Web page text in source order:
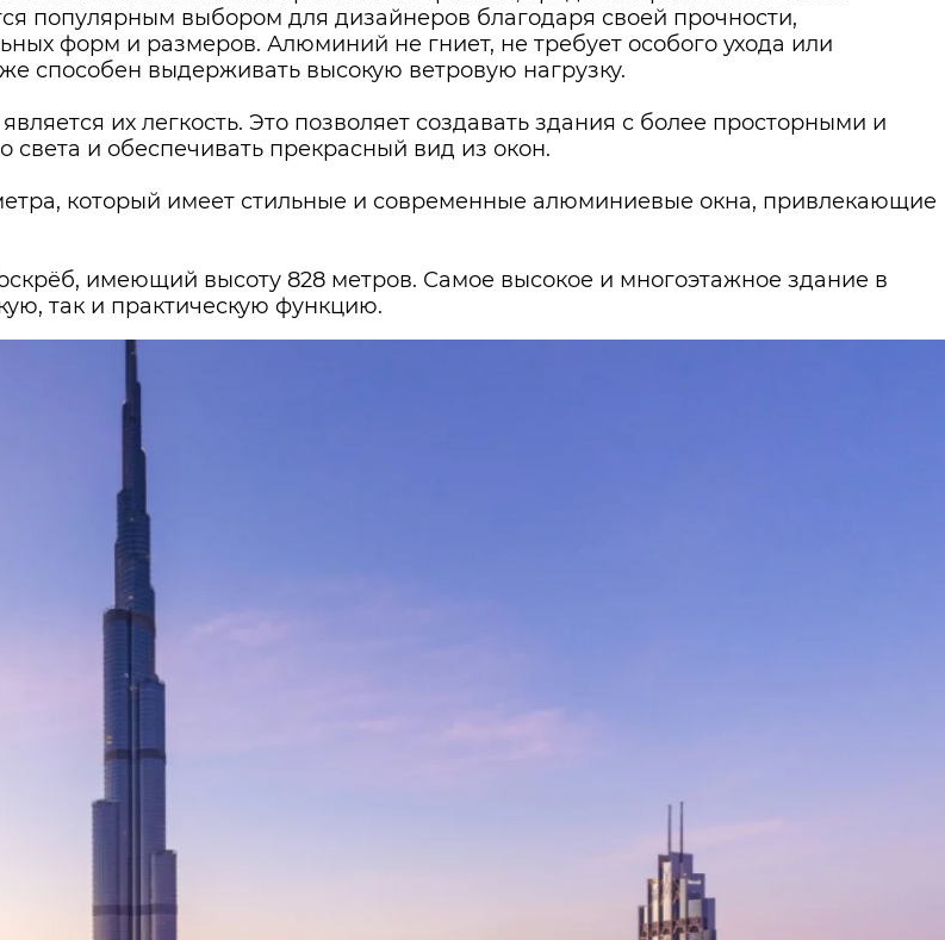
популярным выбором для дизайнеров благодаря своей прочности,
форм и размеров. Алюминий не гниет, не требует особого ухода или
способен выдерживать высокую ветровую нагрузку.
их легкость. Это позволяет создавать здания с более просторными и
и обеспечивать прекрасный вид из окон.
который имеет стильные и современные алюминиевые окна, привлекающие
имеющий высоту 828 метров. Самое высокое и многоэтажное здание в
так и практическую функцию.